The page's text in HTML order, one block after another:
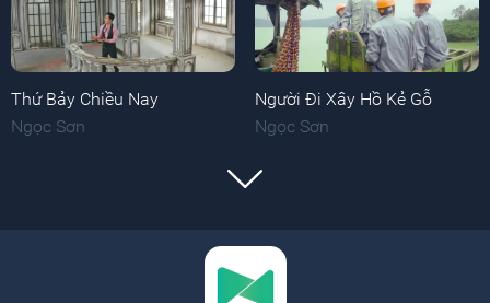
Thứ Bảy Chiều Nay
Ngọc Sơn
Người Đi Xây Hồ Kẻ Gỗ
Ngọc Sơn